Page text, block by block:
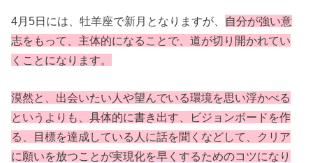
4月5日には、牡羊座で新月となりますが、 自分が強い意
志をもって、主体的になることで、道が切り開かれてい
くことになります。
漠然と、出会いたい人や望んでいる環境を思い浮かべる
というよりも、具体的に書き出す、ビジョンボードを作
る、目標を達成している人に話を聞くなどして、クリア
に願いを放つことが実現化を早くするためのコツになり